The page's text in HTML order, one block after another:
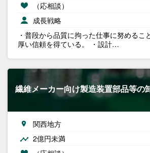
（応相談）
成長戦略
・普段から品質に拘った仕事に努めるこ
厚い信頼を得ている。 ・設計…
繊維メーカー向け製造装置部品等の
関西地方
2億円未満